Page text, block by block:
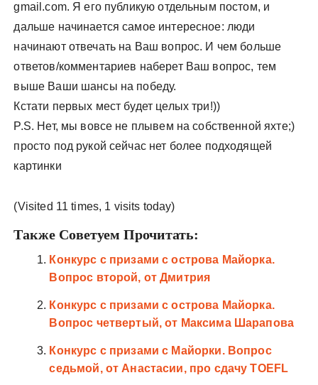
gmail.com. Я его публикую отдельным постом, и
дальше начинается самое интересное: люди
начинают отвечать на Ваш вопрос. И чем больше
ответов/комментариев наберет Ваш вопрос, тем
выше Ваши шансы на победу.
Кстати первых мест будет целых три!))
P.S. Нет, мы вовсе не плывем на собственной яхте;)
просто под рукой сейчас нет более подходящей
картинки
(Visited 11 times, 1 visits today)
Также Советуем Прочитать:
Конкурс с призами с острова Майорка.
Вопрос второй, от Дмитрия
Конкурс с призами с острова Майорка.
Вопрос четвертый, от Максима Шарапова
Конкурс с призами с Майорки. Вопрос
седьмой, от Анастасии, про сдачу TOEFL